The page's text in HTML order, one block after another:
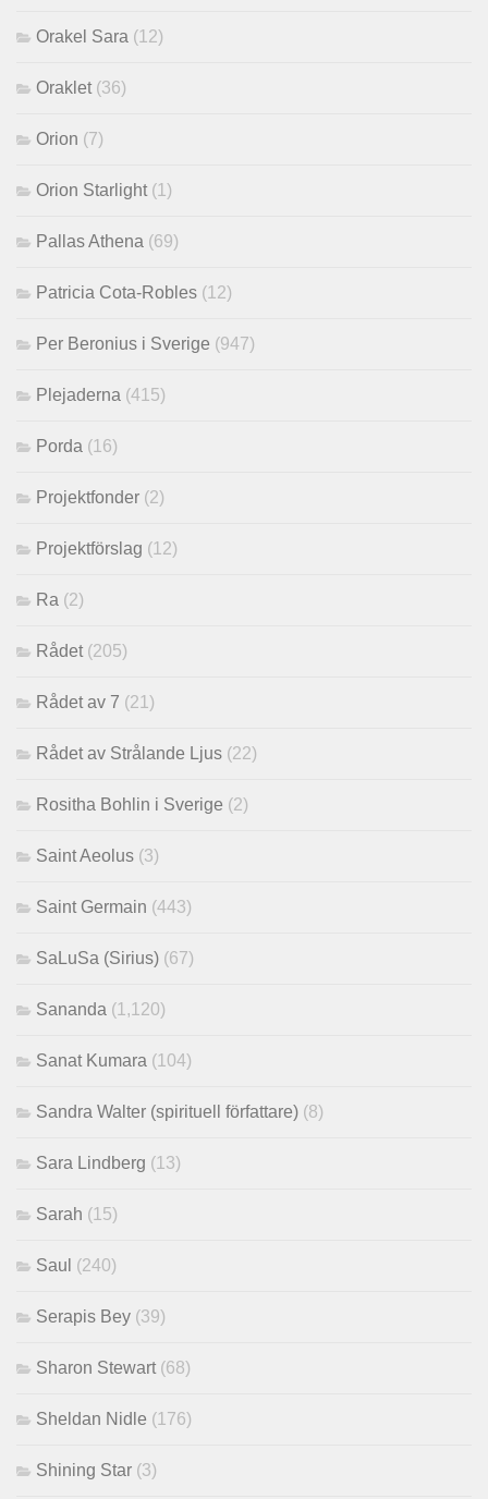
Orakel Sara (12)
Oraklet (36)
Orion (7)
Orion Starlight (1)
Pallas Athena (69)
Patricia Cota-Robles (12)
Per Beronius i Sverige (947)
Plejaderna (415)
Porda (16)
Projektfonder (2)
Projektförslag (12)
Ra (2)
Rådet (205)
Rådet av 7 (21)
Rådet av Strålande Ljus (22)
Rositha Bohlin i Sverige (2)
Saint Aeolus (3)
Saint Germain (443)
SaLuSa (Sirius) (67)
Sananda (1,120)
Sanat Kumara (104)
Sandra Walter (spirituell författare) (8)
Sara Lindberg (13)
Sarah (15)
Saul (240)
Serapis Bey (39)
Sharon Stewart (68)
Sheldan Nidle (176)
Shining Star (3)